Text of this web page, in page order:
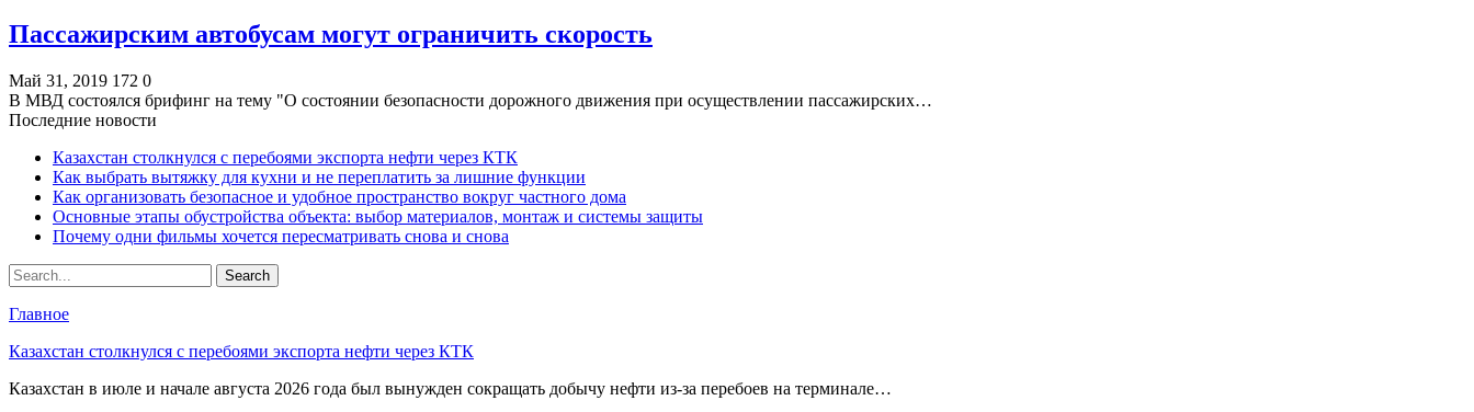
Пассажирским автобусам могут ограничить скорость
Май 31, 2019 172 0
В МВД состоялся брифинг на тему "О состоянии безопасности дорожного движения при осуществлении пассажирских…
Последние новости
Казахстан столкнулся с перебоями экспорта нефти через КТК
Как выбрать вытяжку для кухни и не переплатить за лишние функции
Как организовать безопасное и удобное пространство вокруг частного дома
Основные этапы обустройства объекта: выбор материалов, монтаж и системы защиты
Почему одни фильмы хочется пересматривать снова и снова
Главное
Казахстан столкнулся с перебоями экспорта нефти через КТК
Казахстан в июле и начале августа 2026 года был вынужден сокращать добычу нефти из-за перебоев на терминале…